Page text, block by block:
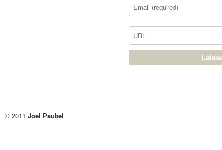
© 2011 Joel Paubel